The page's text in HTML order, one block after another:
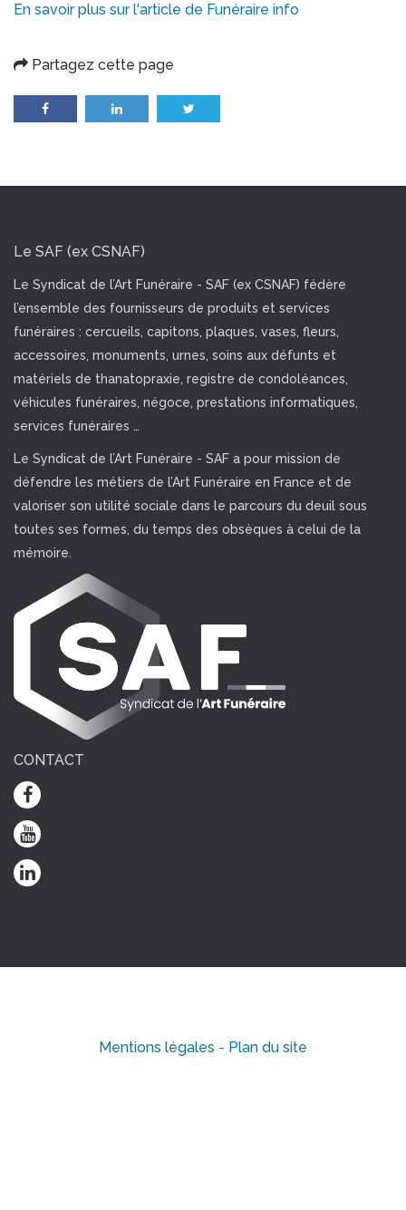
En savoir plus sur l'article de Funéraire info
Partagez cette page
Le SAF (ex CSNAF)
Le Syndicat de l’Art Funéraire - SAF (ex CSNAF) fédère
l’ensemble des fournisseurs de produits et services
funéraires : cercueils, capitons, plaques, vases, fleurs,
accessoires, monuments, urnes, soins aux défunts et
matériels de thanatopraxie, registre de condoléances,
véhicules funéraires, négoce, prestations informatiques,
services funéraires …
Le Syndicat de l’Art Funéraire - SAF a pour mission de
défendre les métiers de l’Art Funéraire en France et de
valoriser son utilité sociale dans le parcours du deuil sous
toutes ses formes, du temps des obsèques à celui de la
mémoire.
CONTACT
Mentions légales - Plan du site